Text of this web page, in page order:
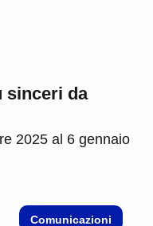
sinceri da
2025 al 6 gennaio
Comunicazioni